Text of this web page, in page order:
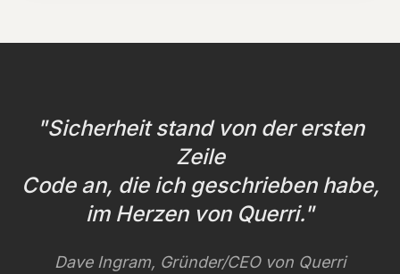
"Sicherheit stand von der ersten
Zeile
Code an, die ich geschrieben habe,
im Herzen von Querri."
Dave Ingram, Gründer/CEO von Querri